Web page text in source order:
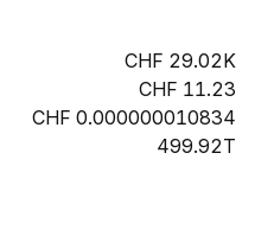
29.02K
11.23
0.000000010834
499.92T